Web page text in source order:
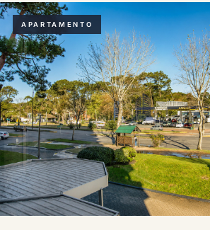
APARTAMENTO